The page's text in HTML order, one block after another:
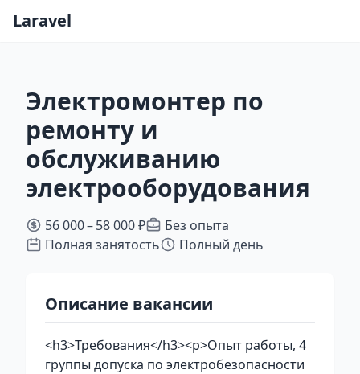
Laravel
Электромонтер по
ремонту и
обслуживанию
электрооборудования
56 000 – 58 000 ₽
Без опыта
Полная занятость
Полный день
Описание вакансии
<h3>Требования</h3><p>Опыт работы, 4
группы допуска по электробезопасности